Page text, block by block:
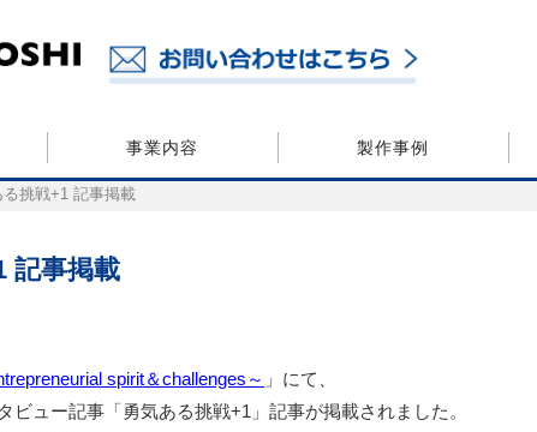
事業内容 製作事例
る挑戦+1 記事掲載
記事掲載
spirit＆challenges～ 」にて、
ビュー記事「勇気ある挑戦+1」記事が掲載されました。